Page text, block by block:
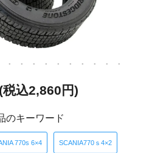
込2,860円)
のキーワード
770s 6×4 SCANIA770ｓ4×2